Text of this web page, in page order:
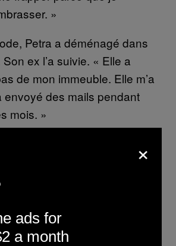
»
Petra a déménagé dans
ex l’a suivie. « Elle a
de mon immeuble. Elle m’a
envoyé des mails pendant
mois. »
×
ads for
a month